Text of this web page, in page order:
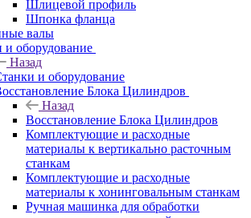
Шлицевой профиль
Шпонка фланца
валы
и оборудование
Назад
и оборудование
Блока Цилиндров
Назад
Восстановление Блока Цилиндров
Комплектующие и расходные
материалы к вертикально расточным
станкам
Комплектующие и расходные
материалы к хонинговальным станкам
Ручная машинка для обработки